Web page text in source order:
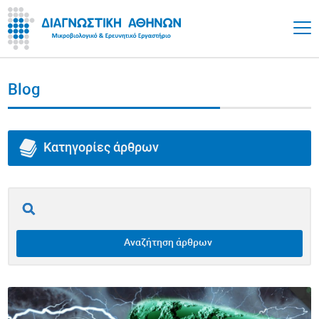
Blog
Κατηγορίες άρθρων
Θυρεοειδής
Υγεία Εντέρου / Γαστρεντερικό
Αναζήτηση άρθρων